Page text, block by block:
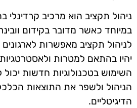
ניהול תקציב הוא מרכיב קרדינלי
במיוחד כאשר מדובר בקידום
לניהול תקציב מאפשרות
יהיו בהתאם למטרות
השימוש בטכנולוגיות חדשות
הניהול ולשפר את התוצאות
הדיגיטליים.